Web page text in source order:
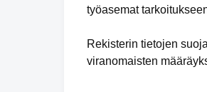
työasemat
Rekisterin tietojen
viranomaisten